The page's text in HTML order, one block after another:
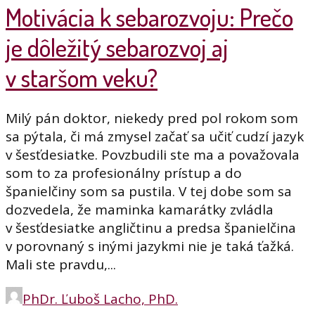
Motivácia k sebarozvoju: Prečo
je dôležitý sebarozvoj aj
v staršom veku?
Milý pán doktor, niekedy pred pol rokom som
sa pýtala, či má zmysel začať sa učiť cudzí jazyk
v šesťdesiatke. Povzbudili ste ma a považovala
som to za profesionálny prístup a do
španielčiny som sa pustila. V tej dobe som sa
dozvedela, že maminka kamarátky zvládla
v šesťdesiatke angličtinu a predsa španielčina
v porovnaný s inými jazykmi nie je taká ťažká.
Mali ste pravdu,...
PhDr. Ľuboš Lacho, PhD.